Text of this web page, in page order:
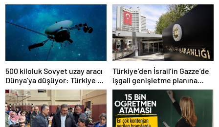
500 kiloluk Sovyet uzay aracı
Dünya’ya düşüyor: Türkiye de
risk altında
Türkiye’den İsrail’in Gazze’de
işgali genişletme planına
tepki